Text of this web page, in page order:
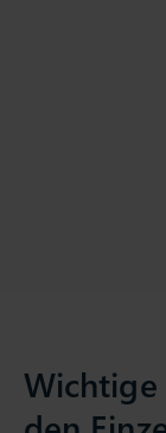
Wichtige